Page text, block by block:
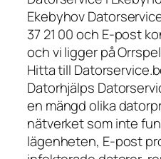
Ekebyhov
37 21 00 och E-post
och vi ligger på
Hitta till
Datorhjälps
en mängd olika
nätverket som inte
lägenheten, E-post